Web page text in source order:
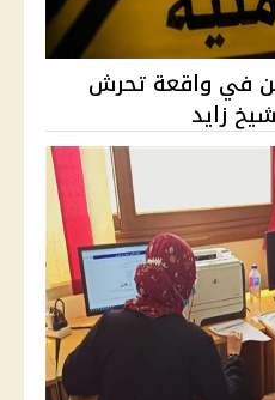
في واقعة تحرش
زايد